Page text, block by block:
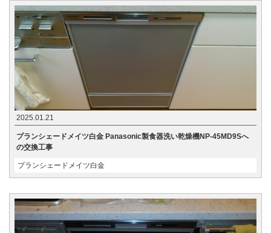
2025.01.21
プランシェードメイツ白金 Panasonic製食器洗い乾燥機NP-45MD9Sへ
の交換工事
プランシェードメイツ白金